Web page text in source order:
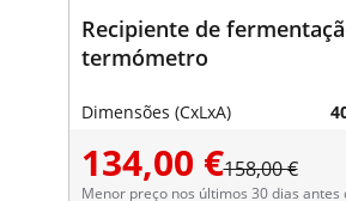
Recipiente de
termómetro
Dimensões (CxLxA)
134,00 €158,00 €
Menor preço nos últimos 30 dias antes